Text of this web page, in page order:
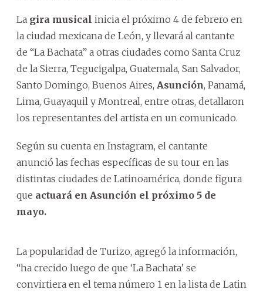
La gira musical inicia el próximo 4 de febrero en
la ciudad mexicana de León, y llevará al cantante
de “La Bachata” a otras ciudades como Santa Cruz
de la Sierra, Tegucigalpa, Guatemala, San Salvador,
Santo Domingo, Buenos Aires, Asunción, Panamá,
Lima, Guayaquil y Montreal, entre otras, detallaron
los representantes del artista en un comunicado.
Según su cuenta en Instagram, el cantante
anunció las fechas específicas de su tour en las
distintas ciudades de Latinoamérica, donde figura
que actuará en Asunción el próximo 5 de
mayo.
La popularidad de Turizo, agregó la información,
“ha crecido luego de que ‘La Bachata’ se
convirtiera en el tema número 1 en la lista de Latin